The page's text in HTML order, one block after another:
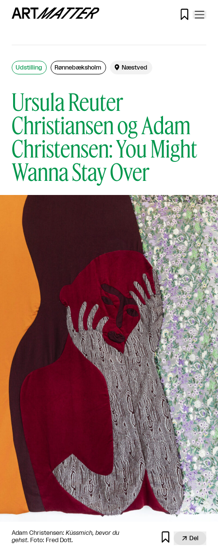

Ursula Reuter
Christiansen og Adam
Christensen: You Might
Wanna Stay Over
Udstilling Rønnebæksholm  Næstved
Adam Christensen: Küssmich, bevor du
gehst. Foto: Fred Dott.   Del